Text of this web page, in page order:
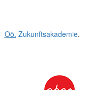
Oö. Zukunftsakademie.